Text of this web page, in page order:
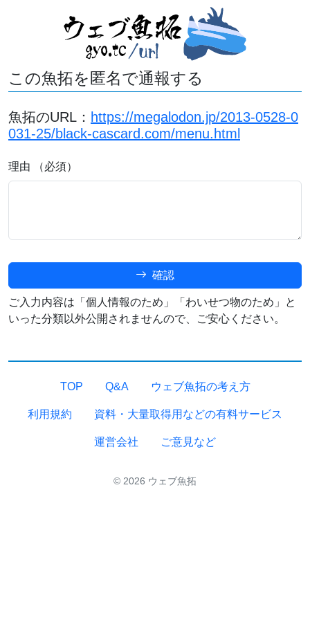
この魚拓を匿名で通報する
魚拓のURL： https://megalodon.jp/2013-0528-0
031-25/black-cascard.com/menu.html
理由 （必須）
確認
ご入力内容は「個人情報のため」「わいせつ物のため」と
いった分類以外公開されませんので、ご安心ください。
TOP Q&A ウェブ魚拓の考え方
利用規約 資料・大量取得用などの有料サービス
運営会社 ご意見など
© 2026 ウェブ魚拓